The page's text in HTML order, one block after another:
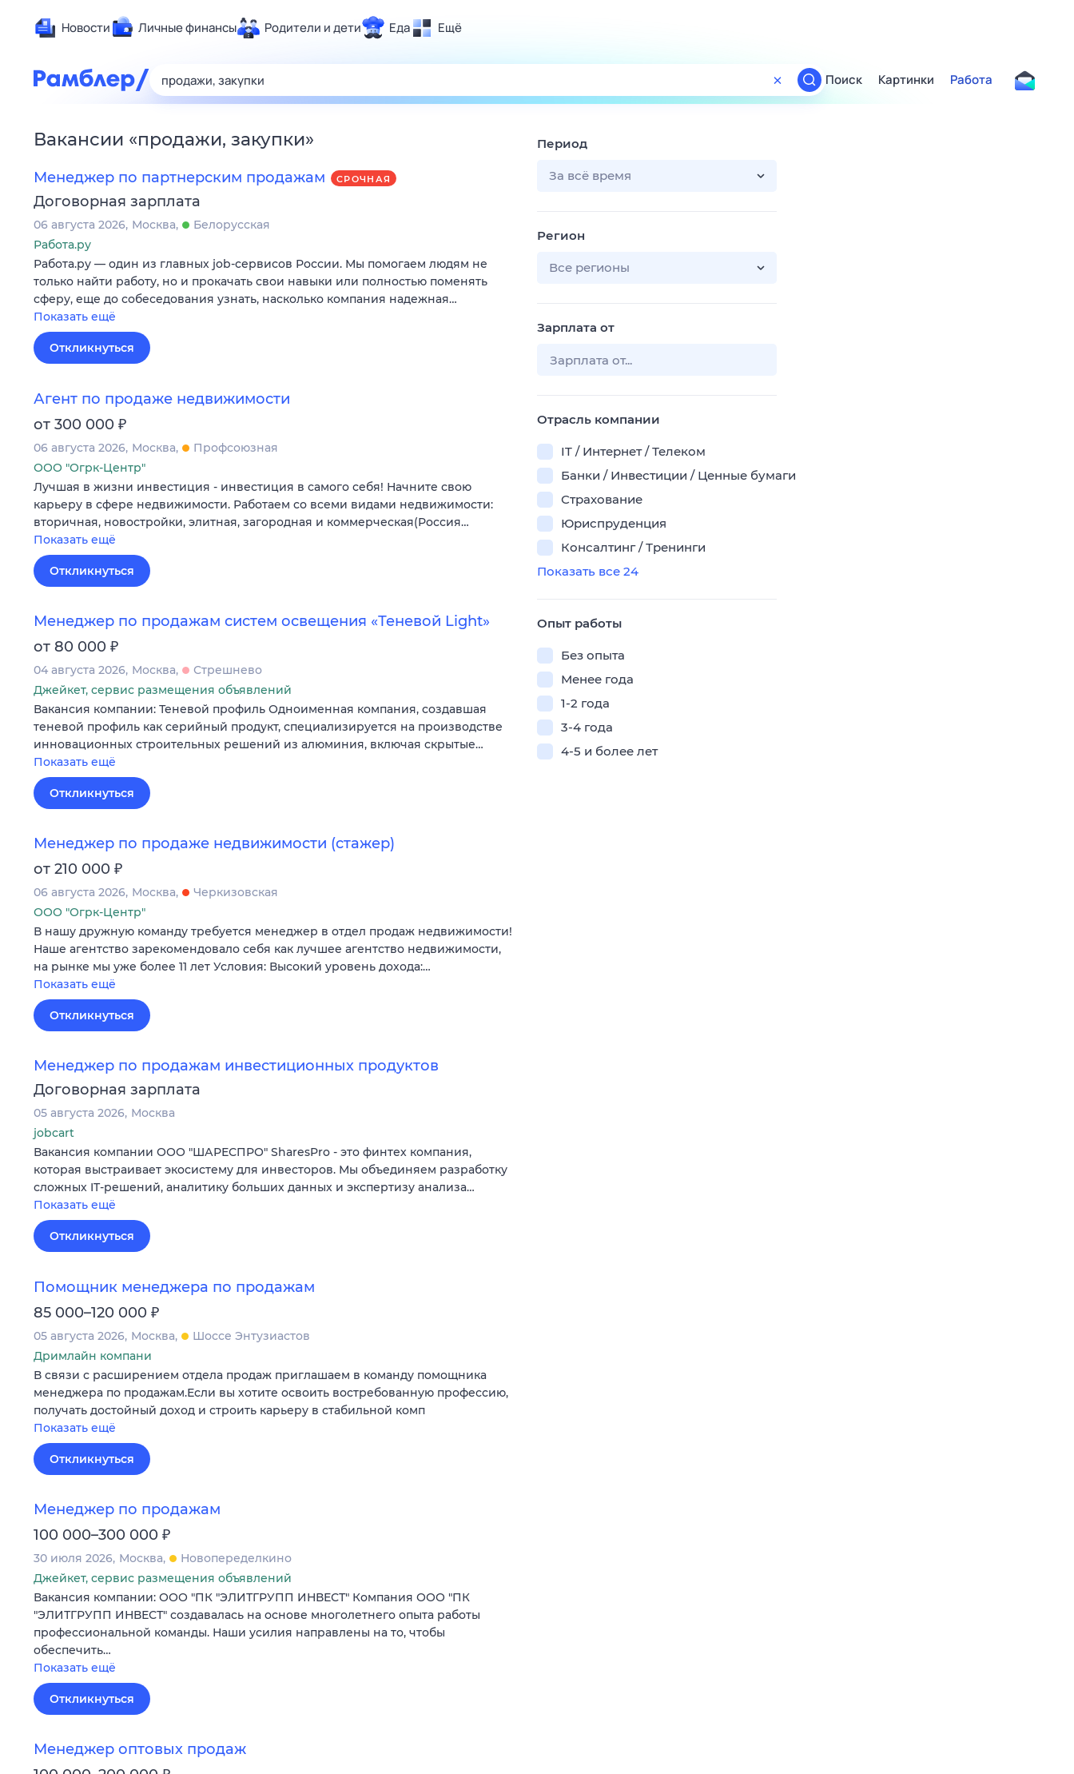
Новости Личные финансы Родители и дети Еда Ещё
Развлечения и отдых
Спорт
Карьера
Сберегаем вместе
Поиск
ТВ-программа
Поиск Картинки Работа
Вакансии «продажи, закупки»
Менеджер по партнерским продажам СРОЧНАЯ
Договорная зарплата
06 августа 2026 Москва
Белорусская
Работа.ру
Работа.ру — один из главных job-сервисов России. Мы помогаем людям не
только найти работу, но и прокачать свои навыки или полностью поменять
сферу, еще до собеседования узнать, насколько компания надежная…
Показать ещё
Откликнуться
Агент по продаже недвижимости
от 300 000 ₽
06 августа 2026 Москва
Профсоюзная
ООО "Огрк-Центр"
Лучшая в жизни инвестиция - инвестиция в самого себя! Начните свою
карьеру в сфере недвижимости. Работаем со всеми видами недвижимости:
вторичная, новостройки, элитная, загородная и коммерческая(Россия…
Показать ещё
Откликнуться
Менеджер по продажам систем освещения «Теневой Light»
от 80 000 ₽
04 августа 2026 Москва
Стрешнево
Джейкет, сервис размещения объявлений
Вакансия компании: Теневой профиль Одноименная компания, создавшая
теневой профиль как серийный продукт, специализируется на производстве
инновационных строительных решений из алюминия, включая скрытые…
Показать ещё
Откликнуться
Менеджер по продаже недвижимости (стажер)
от 210 000 ₽
06 августа 2026 Москва
Черкизовская
ООО "Огрк-Центр"
В нашу дружную команду требуется менеджер в отдел продаж недвижимости!
Наше агентство зарекомендовало себя как лучшее агентство недвижимости,
на рынке мы уже более 11 лет Условия: Высокий уровень дохода:…
Показать ещё
Откликнуться
Менеджер по продажам инвестиционных продуктов
Договорная зарплата
05 августа 2026 Москва
jobcart
Вакансия компании ООО "ШАРЕСПРО" SharesPro - это финтех компания,
которая выстраивает экосистему для инвесторов. Мы объединяем разработку
сложных IT‑решений, аналитику больших данных и экспертизу анализа…
Показать ещё
Откликнуться
Помощник менеджера по продажам
85 000–120 000 ₽
05 августа 2026 Москва
Шоссе Энтузиастов
Дримлайн компани
В связи с расширением отдела продаж приглашаем в команду помощника
менеджера по продажам.Если вы хотите освоить востребованную профессию,
получать достойный доход и строить карьеру в стабильной комп
Показать ещё
Откликнуться
Менеджер по продажам
100 000–300 000 ₽
30 июля 2026 Москва
Новопеределкино
Джейкет, сервис размещения объявлений
Вакансия компании: ООО "ПК "ЭЛИТГРУПП ИНВЕСТ" Компания ООО "ПК
"ЭЛИТГРУПП ИНВЕСТ" создавалась на основе многолетнего опыта работы
профессиональной команды. Наши усилия направлены на то, чтобы
обеспечить…
Показать ещё
Откликнуться
Менеджер оптовых продаж
Период
За всё время
Регион
Все регионы
Зарплата от
Отрасль компании
IT / Интернет / Телеком
Банки / Инвестиции / Ценные бумаги
Страхование
Юриспруденция
Консалтинг / Тренинги
Показать все 24
Опыт работы
Без опыта
Менее года
1-2 года
3-4 года
4-5 и более лет